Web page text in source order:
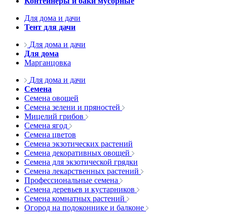
Для дома и дачи
Тент для дачи
Для дома и дачи
Для дома
Марганцовка
Для дома и дачи
Семена
Семена овощей
Семена зелени и пряностей
Мицелий грибов
Семена ягод
Семена цветов
Семена экзотических растений
Семена декоративных овощей
Семена для экзотической грядки
Семена лекарственных растений
Профессиональные семена
Семена деревьев и кустарников
Семена комнатных растений
Огород на подоконнике и балконе